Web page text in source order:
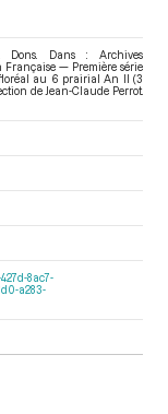
Dons. Dans : Archives
Française — Première série
floréal au 6 prairial An II (3
de Jean-Claude Perrot.
8ac7-
a283-